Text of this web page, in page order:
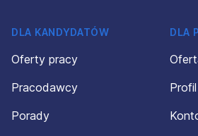
DLA KANDYDATÓW
Oferty pracy
Pracodawcy
Porady
DLA